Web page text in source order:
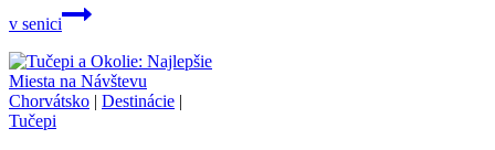
v senici
Chorvátsko | Destinácie |
Tučepi